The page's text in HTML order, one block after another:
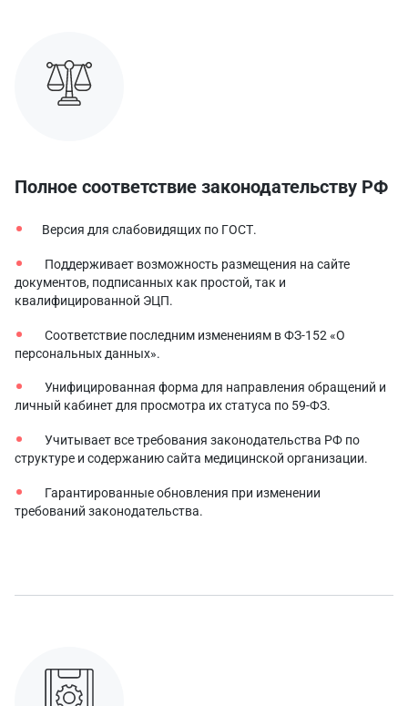
Полное соответствие законодательству РФ
Версия для слабовидящих по ГОСТ.
Поддерживает возможность размещения на сайте
документов, подписанных как простой, так и
квалифицированной ЭЦП.
Соответствие последним изменениям в ФЗ-152 «О
персональных данных».
Унифицированная форма для направления обращений и
личный кабинет для просмотра их статуса по 59-ФЗ.
Учитывает все требования законодательства РФ по
структуре и содержанию сайта медицинской организации.
Гарантированные обновления при изменении
требований законодательства.